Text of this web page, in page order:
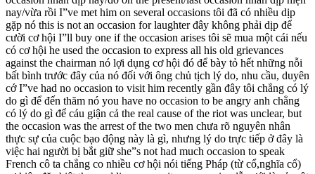
nay/vừa rồi I”ve met him on several occasions tôi đã có nhiều dịp
gặp nó this is not an occasion for laughter đây không phải dịp để
cười cơ hội I”ll buy one if the occasion arises tôi sẽ mua một cái nếu
có cơ hội he used the occasion to express all his old grievances
against the chairman nó lợi dụng cơ hội đó để bày tỏ hết những nỗi
bất bình trước đây của nó đối với ông chủ tịch lý do, nhu cầu, duyên
cớ I”ve had no occasion to visit him recently gần đây tôi chẳng có lý
do gì để đến thăm nó you have no occasion to be angry anh chẳng
có lý do gì để cáu giận cả the real cause of the riot was unclear, but
the occasion was the arrest of the two men chưa rõ nguyên nhân
thực sự của cuộc bạo động này là gì, nhưng lý do trực tiếp ở đây là
việc hai người bị bắt giữ she”s not had much occasion to speak
French cô ta chẳng co nhiều cơ hội nói tiếng Pháp (từ cổ,nghĩa cổ)